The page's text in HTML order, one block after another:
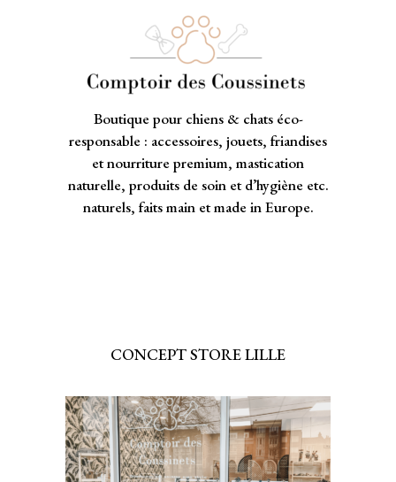
Boutique pour chiens & chats éco-
responsable : accessoires, jouets, friandises
et nourriture premium, mastication
naturelle, produits de soin et d’hygiène etc.
naturels, faits main et made in Europe.
CONCEPT STORE LILLE